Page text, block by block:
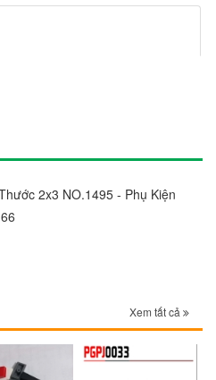
2x3 NO.1495 - Phụ Kiện
Xem tất cả